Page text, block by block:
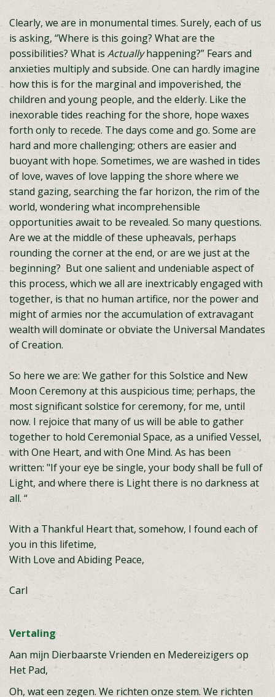
Clearly, we are in monumental times. Surely, each of us
is asking, “Where is this going? What are the
possibilities? What isActuallyhappening?” Fears and
anxieties multiply and subside. One can hardly imagine
how this is for the marginal and impoverished, the
children and young people, and the elderly. Like the
inexorable tides reaching for the shore, hope waxes
forth only to recede. The days come and go. Some are
hard and more challenging; others are easier and
buoyant with hope. Sometimes, we are washed in tides
of love, waves of love lapping the shore where we
stand gazing, searching the far horizon, the rim of the
world, wondering what incomprehensible
opportunities await to be revealed. So many questions.
Are we at the middle of these upheavals, perhaps
rounding the corner at the end, or are we just at the
beginning? But one salient and undeniable aspect of
this process, which we all are inextricably engaged with
together, is that no human artifice, nor the power and
might of armies nor the accumulation of extravagant
wealth will dominate or obviate the Universal Mandates
of Creation.
So here we are: We gather for this Solstice and New
Moon Ceremony at this auspicious time; perhaps, the
most significant solstice for ceremony, for me, until
now. I rejoice that many of us will be able to gather
together to hold Ceremonial Space, as a unified Vessel,
with One Heart, and with One Mind. As has been
written: "If your eye be single, your body shall be full of
Light, and where there is Light there is no darkness at
all. “
With a Thankful Heart that, somehow, I found each of
you in this lifetime,
With Love and Abiding Peace,
Carl
Vertaling
Aan mijn Dierbaarste Vrienden en Medereizigers op
Het Pad,
Oh, wat een zegen. We richten onze stem. We richten